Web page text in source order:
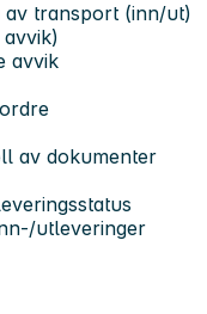
transport (inn/ut)
avvik
av dokumenter
utleveringer